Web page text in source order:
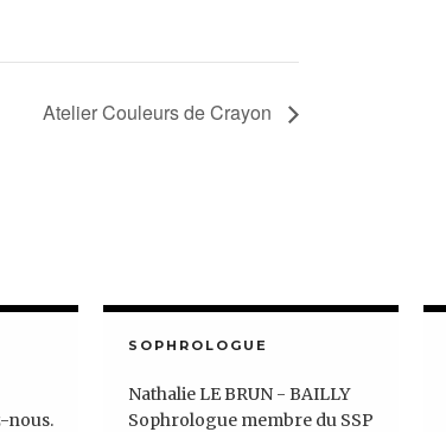
Atelier Couleurs de Crayon
nous.
SOPHROLOGUE
Nathalie LE BRUN - BAILLY
Sophrologue membre du SSP